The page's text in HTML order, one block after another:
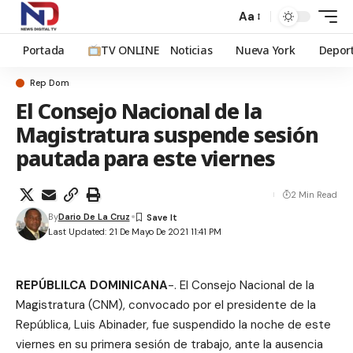
Aa
Portada TV ONLINE Noticias Nueva York
Rep Dom
El Consejo Nacional de la
Magistratura suspende sesión
pautada para este viernes
Last Updated: 21 De Mayo De 2021 11:41 PM
ByDario De La Cruz
2 Min Read
REPÚBLILCA DOMINICANA-. El Consejo Nacional de la
Magistratura (CNM), convocado por el presidente de la
República, Luis Abinader, fue suspendido la noche de este
viernes en su primera sesión de trabajo, ante la ausencia